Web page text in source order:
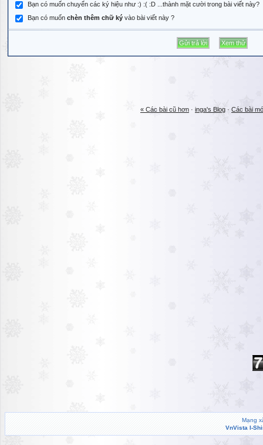
Bạn có muốn chuyển các ký hiệu như :) :( :D ...thành mặt cười trong bài viết này?
Bạn có muốn chèn thêm chữ ký vào bài viết này ?
« Các bài cũ hơn · inga's Blog · Các bài
Mạng
VnVista I-